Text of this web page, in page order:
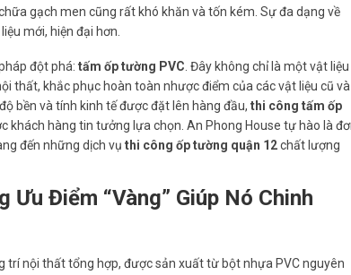
gạch men cũng rất khó khăn và tốn kém. Sự đa dạng về
mới, hiện đại hơn.
đột phá: tấm ốp tường PVC . Đây không chỉ là một vật liệu
thất, khắc phục hoàn toàn nhược điểm của các vật liệu cũ và
bền và tính kinh tế được đặt lên hàng đầu, thi công tấm ốp
khách hàng tin tưởng lựa chọn. An Phong House tự hào là
đến những dịch vụ thi công ốp tường quận 12chất lượng
Ưu Điểm “Vàng” Giúp Nó Chinh
trí nội thất tổng hợp, được sản xuất từ bột nhựa PVC nguyên